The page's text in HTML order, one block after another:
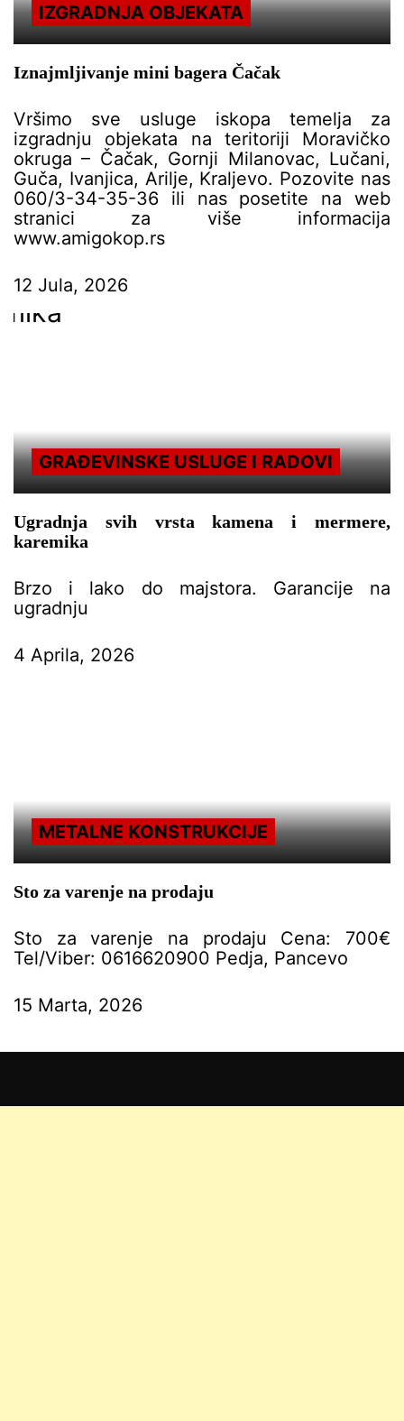
IZGRADNJA OBJEKATA
Iznajmljivanje mini bagera Čačak
Vršimo sve usluge iskopa temelja za
izgradnju objekata na teritoriji Moravičko
okruga – Čačak, Gornji Milanovac, Lučani,
Guča, Ivanjica, Arilje, Kraljevo. Pozovite nas
060/3-34-35-36 ili nas posetite na web
stranici za više informacija
www.amigokop.rs
12 Jula, 2026
GRAĐEVINSKE USLUGE I RADOVI
Ugradnja svih vrsta kamena i mermere,
karemika
Brzo i lako do majstora. Garancije na
ugradnju
4 Aprila, 2026
METALNE KONSTRUKCIJE
Sto za varenje na prodaju
Sto za varenje na prodaju Cena: 700€
Tel/Viber: 0616620900 Pedja, Pancevo
15 Marta, 2026